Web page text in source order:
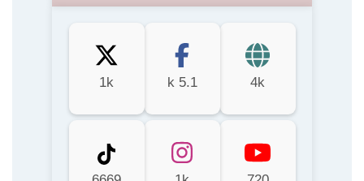
4k
5.1 k
1k